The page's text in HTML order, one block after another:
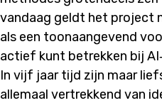
vandaag geldt het project
als een toonaangevend
actief kunt betrekken bij
In vijf jaar tijd zijn maar
allemaal vertrekkend van